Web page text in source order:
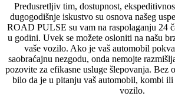
Predusretljiv tim, dostupnost,
dugogodišnje iskustvo su osnova našeg
ROAD PULSE su vam na raspolaganju 24
u godini. Uvek se možete osloniti na našu
vaše vozilo. Ako je vaš automobil
saobraćajnu nezgodu, onda nemojte
pozovite za efikasne usluge šlepovanja. Bez
bilo da je u pitanju vaš automobil, kombi
vozilo.